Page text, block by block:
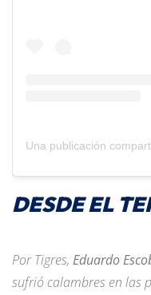
Una publicación
DESDE EL
Por Tigres, Eduardo
sufrió calambres en las